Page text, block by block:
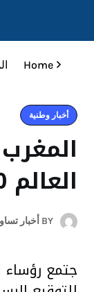
Home
أخبار وطنية
العالم 2030
BY أخبار
جتمع رؤساء